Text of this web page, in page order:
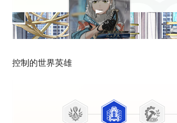
控制的世界英雄